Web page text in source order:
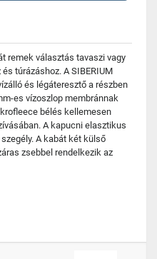
remek választás tavaszi vagy
túrázáshoz. A SIBERIUM
és légáteresztő a részben
es vízoszlop membránnak
bélés kellemesen
A kapucni elasztikus
A kabát két külső
zsebbel rendelkezik az